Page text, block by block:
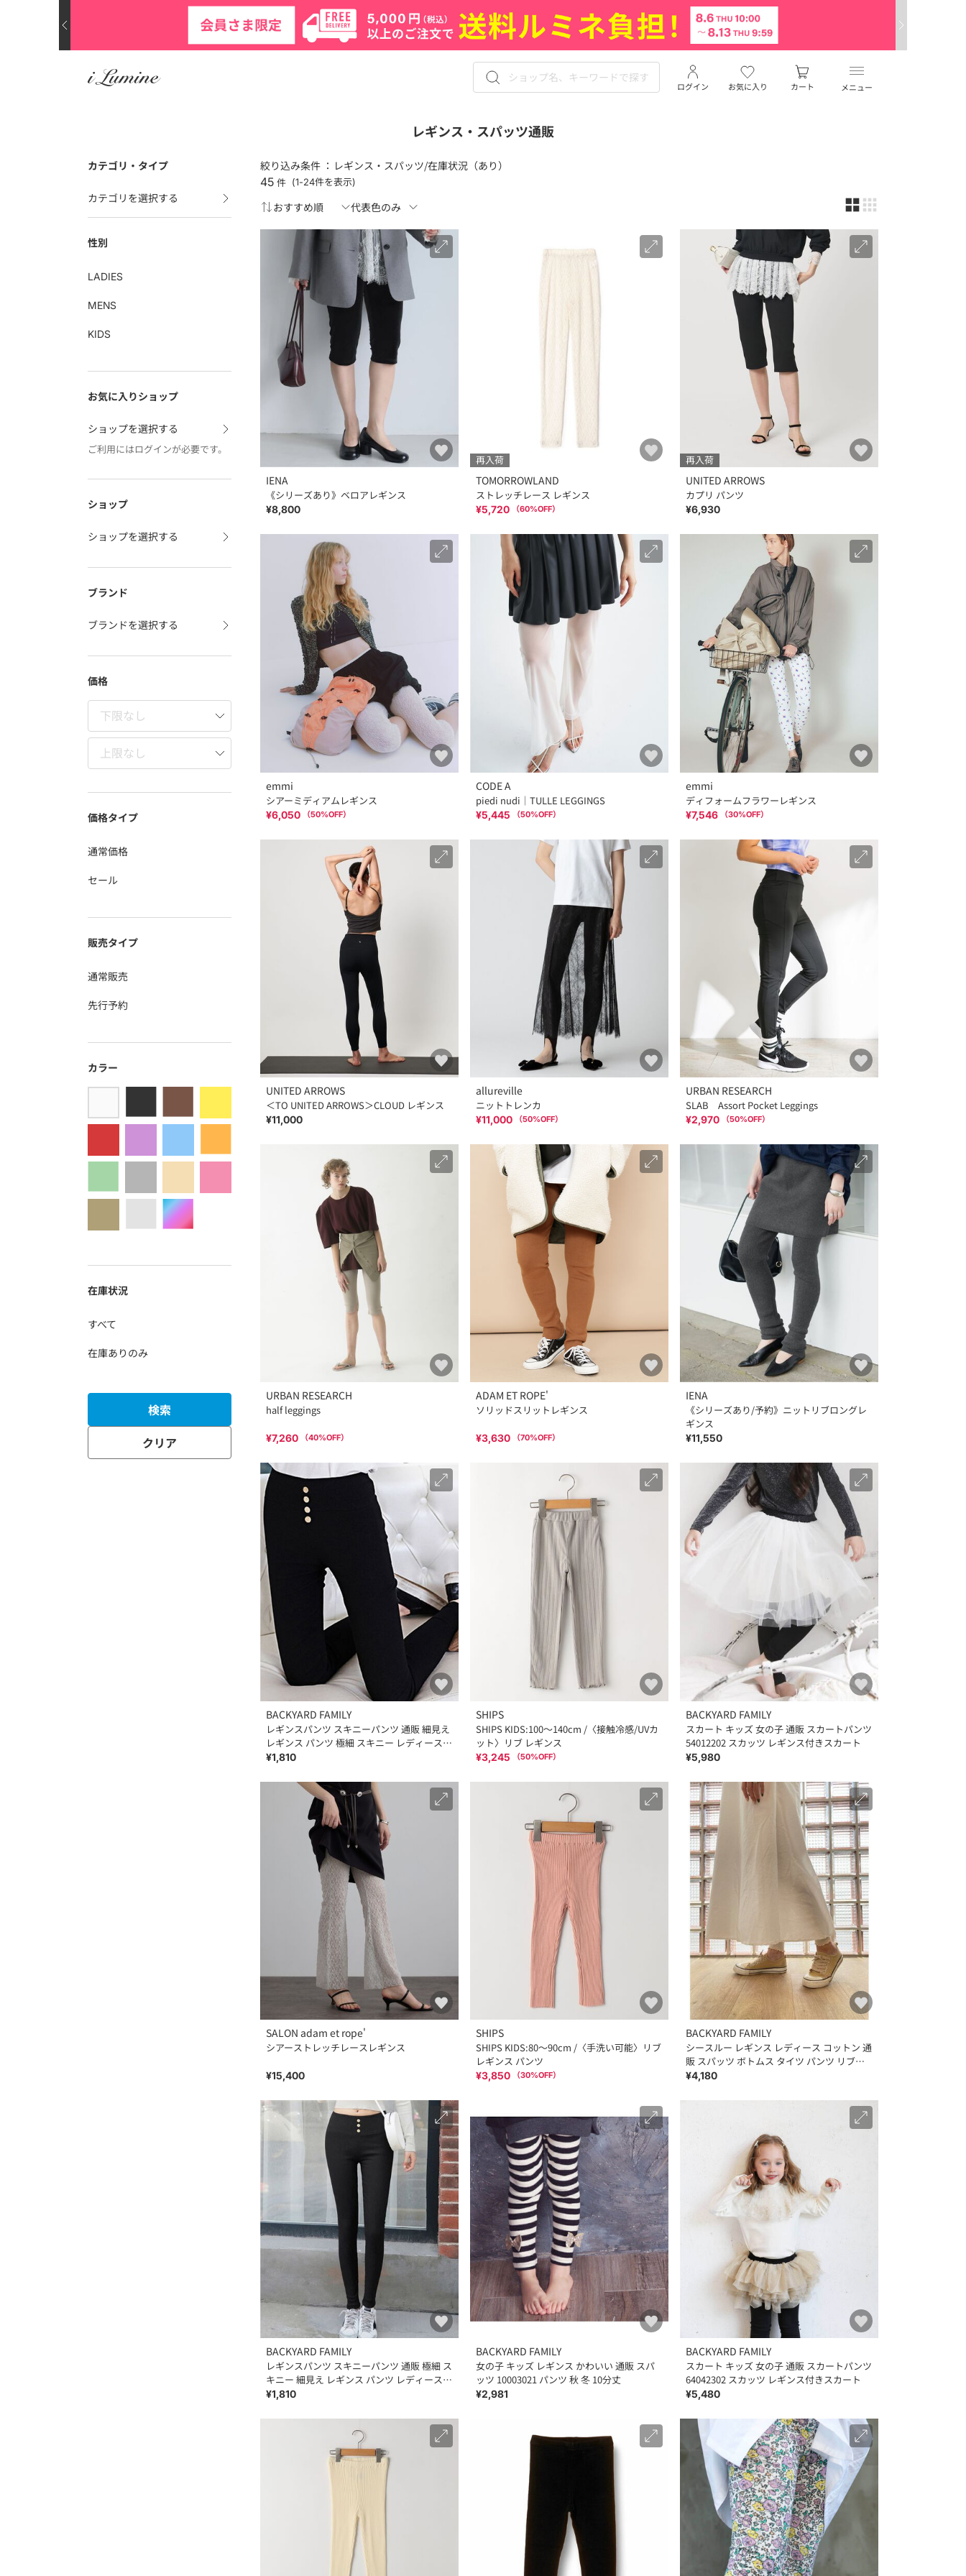
メニュー
お気に入り
ログイン カート
レギンス・スパッツ通販
カテゴリ・タイプ
カテゴリを選択する
性別
LADIES
MENS
KIDS
お気に入りショップ
ショップを選択する
ご利用にはログインが必要です。
ショップ
ショップを選択する
ブランド
ブランドを選択する
価格
価格タイプ
通常価格
セール
販売タイプ
通常販売
先行予約
カラー
在庫状況
すべて
在庫ありのみ
検索
クリア
絞り込み条件 ： レギンス・スパッツ/在庫状況（あり）
45 件 (1-24件を表示)
IENA
《シリーズあり》ベロアレギンス
¥8,800
再入荷
TOMORROWLAND
ストレッチレース レギンス
¥5,720 （60%OFF）
再入荷
UNITED ARROWS
カプリ パンツ
¥6,930
emmi
シアーミディアムレギンス
¥6,050 （50%OFF）
CODE A
piedi nudi｜TULLE LEGGINGS
¥5,445 （50%OFF）
emmi
ディフォームフラワーレギンス
¥7,546 （30%OFF）
UNITED ARROWS
＜TO UNITED ARROWS＞CLOUD レギンス
¥11,000
allureville
ニットトレンカ
¥11,000 （50%OFF）
URBAN RESEARCH
SLAB Assort Pocket Leggings
¥2,970 （50%OFF）
URBAN RESEARCH
half leggings
¥7,260 （40%OFF）
ADAM ET ROPE'
ソリッドスリットレギンス
¥3,630 （70%OFF）
IENA
《シリーズあり/予約》ニットリブロングレ
ギンス
¥11,550
BACKYARD FAMILY
レギンスパンツ スキニーパンツ 通販 細見え
レギンス パンツ 極細 スキニー レディース
黒
¥1,810
SHIPS
SHIPS KIDS:100～140cm /〈接触冷感/UVカ
ット〉リブ レギンス
¥3,245 （50%OFF）
BACKYARD FAMILY
スカート キッズ 女の子 通販 スカートパンツ
54012202 スカッツ レギンス付きスカート
¥5,980
SALON adam et rope'
シアーストレッチレースレギンス
¥15,400
SHIPS
SHIPS KIDS:80～90cm /〈手洗い可能〉リブ
レギンス パンツ
¥3,850 （30%OFF）
BACKYARD FAMILY
シースルー レギンス レディース コットン 通
販 スパッツ ボトムス タイツ パンツ リブレ
ギンス
¥4,180
BACKYARD FAMILY
レギンスパンツ スキニーパンツ 通販 極細 ス
キニー 細見え レギンス パンツ レディース
黒
¥1,810
BACKYARD FAMILY
女の子 キッズ レギンス かわいい 通販 スパ
ッツ 10003021 パンツ 秋 冬 10分丈
¥2,981
BACKYARD FAMILY
スカート キッズ 女の子 通販 スカートパンツ
64042302 スカッツ レギンス付きスカート
¥5,480